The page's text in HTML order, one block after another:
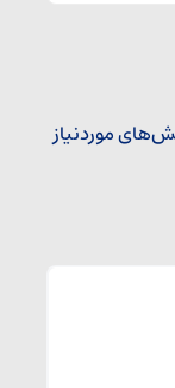
موردنیاز